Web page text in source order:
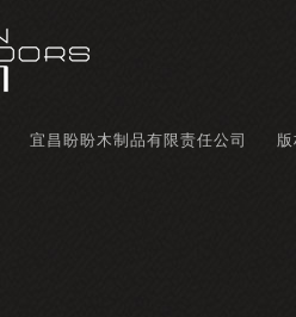
宜昌盼盼木制品有限责任公司